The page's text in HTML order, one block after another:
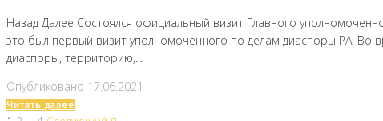
Назад Далее Состоялся официальный визит Главного
это был первый визит уполномоченного по делам диаспоры РА. Во
диаспоры, территорию,...
Опубликовано 17.06.2021
Читать далее